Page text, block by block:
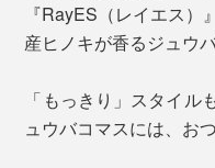
『RayES（レイエス
産ヒノキが香るジュウ
「もっきり」スタイ
ュウバコマスには、お